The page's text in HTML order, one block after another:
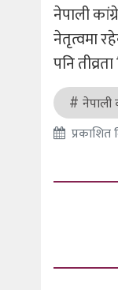
नेपाली
नेतृत्वमा
पनि
नेपाली